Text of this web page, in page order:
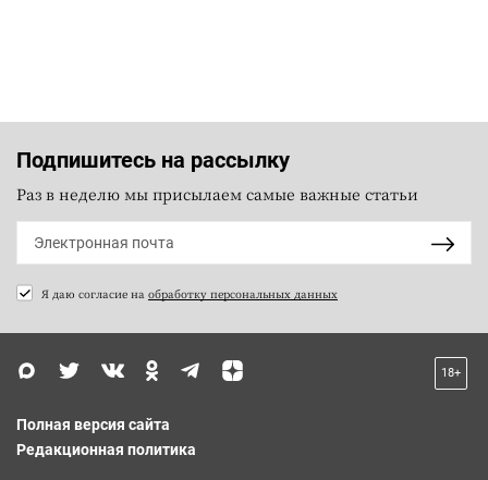
Подпишитесь на рассылку
Раз в неделю мы присылаем самые важные статьи
Я даю согласие на обработку персональных данных
18+
Полная версия сайта
Редакционная политика